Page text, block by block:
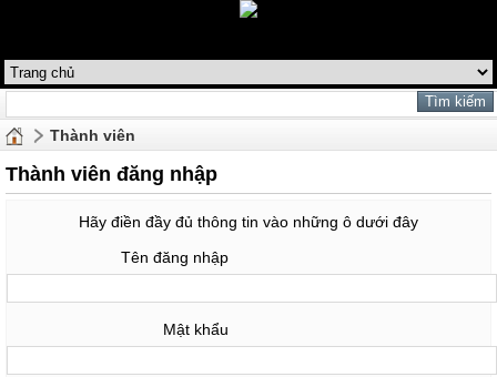
Thành viên
Thành viên đăng nhập
Hãy điền đầy đủ thông tin vào những ô dưới đây
Tên đăng nhập
Mật khẩu